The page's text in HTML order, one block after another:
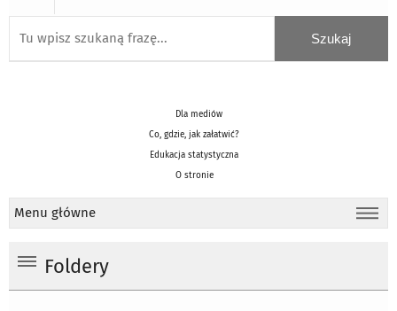
Dla mediów
Co, gdzie, jak załatwić?
Edukacja statystyczna
O stronie
Menu główne
Foldery